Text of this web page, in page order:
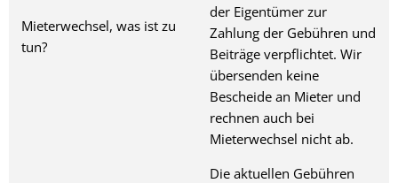
Mieterwechsel, was ist zu
tun?
der Eigentümer zur
Zahlung der Gebühren und
Beiträge verpflichtet. Wir
übersenden keine
Bescheide an Mieter und
rechnen auch bei
Mieterwechsel nicht ab.
Die aktuellen Gebühren